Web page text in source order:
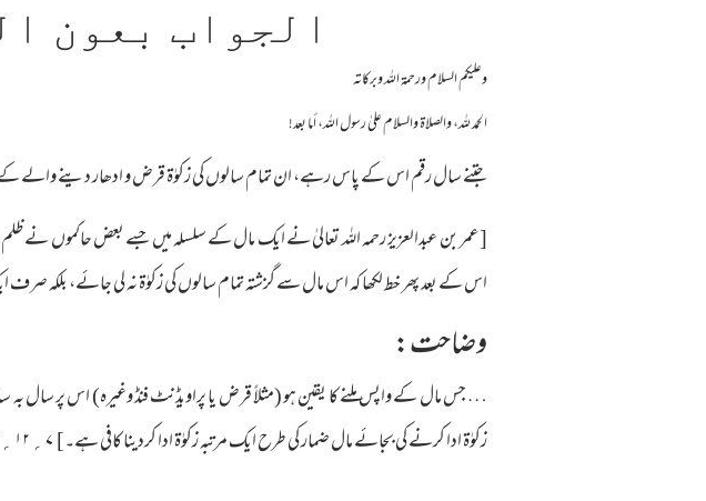
الجواب بعون
وعلیکم السلام ورحمة اللہ وبرکاته
الحمد لله، والصلاة والسلام علىٰ رسول الله، أما بعد!
جتنے سال رقم اس کے پاس رہے، ان تمام سالوں کی زکوٰۃ قرض و ادھار دینے والے
[عمر بن عبدالعزیز رحمہ اللہ تعالیٰ نے ایک مال کے سلسلہ میں جسے بعض حاکموں
اس کے بعد پھر خط لکھا کہ اس مال سے گزشتہ تمام سالوں کی زکوٰۃ نہ لی جائے، بلکہ صرف
وضاحت:
… جس مال کے واپس ملنے کا یقین ہو (مثلاً قرض یا پراویڈنٹ فنڈ وغیرہ) اس پر سال
زکوٰۃ ادا کرنے کی بجائے مال ضمار کی طرح ایک مرتبہ زکوٰۃ ادا کردینا کافی ہے۔] ۷ ؍ ۱۲ ؍ ۱۴۲۳ھ